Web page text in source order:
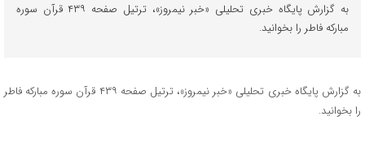
به گزارش پایگاه خبری تحلیلی «خبر نیمروز»، ترتیل صفحه ۴۳۹ قرآن سوره
مبارکه فاطر را بخوانید.
به گزارش پایگاه خبری تحلیلی «خبر نیمروز»، ترتیل صفحه ۴۳۹ قرآن سوره مبارکه فاطر
را بخوانید.